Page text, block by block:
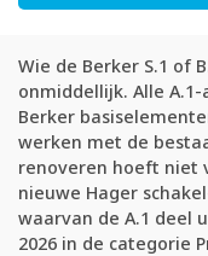
Wie de Berker S.1 of
onmiddellijk. Alle
Berker
werken met de
renoveren hoeft niet
nieuwe Hager
waarvan de A.1 deel
2026 in de categorie